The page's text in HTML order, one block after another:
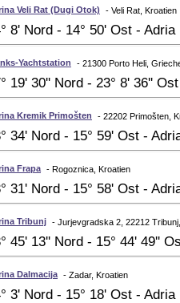
Veli Rat (Dugi Otok) - Veli Rat, Kroatien
8' Nord - 14° 50' Ost -
Yachtstation - 21300 Porto Heli,
19' 30'' Nord - 23° 8' 36''
Kremik Primošten - 22202 Primošten,
34' Nord - 15° 59' Ost -
Frapa - Rogoznica, Kroatien
31' Nord - 15° 58' Ost -
Tribunj - Jurjevgradska 2, 22212
45' 13'' Nord - 15° 44' 49''
Dalmacija - Zadar, Kroatien
3' Nord - 15° 18' Ost -